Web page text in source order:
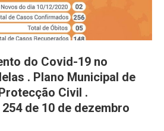
do Covid-19 no
. Plano Municipal de
Civil .
de 10 de dezembro